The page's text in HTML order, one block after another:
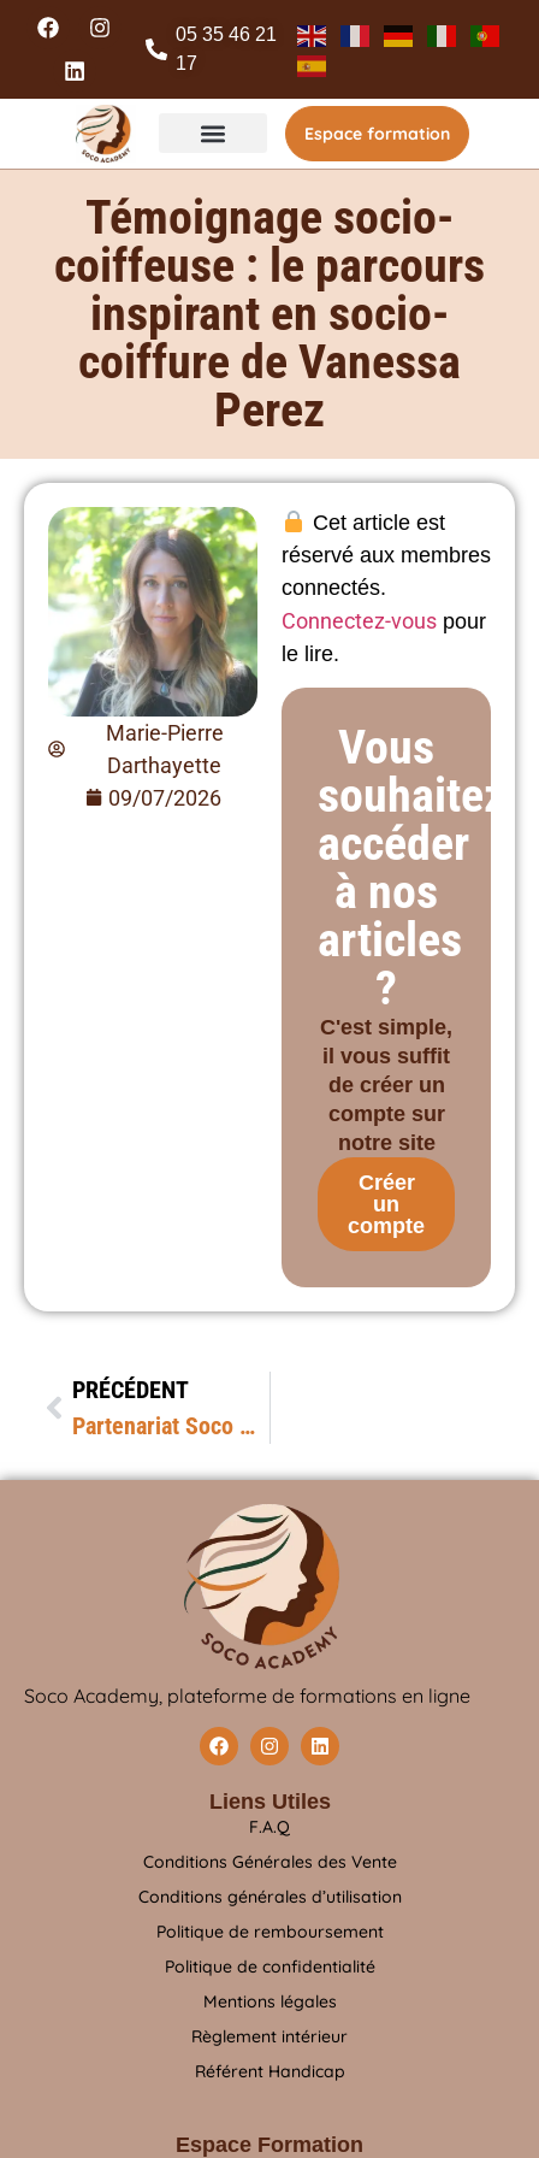
05 35 46 21
17
Espace formation
Témoignage socio-
coiffeuse : le parcours
inspirant en socio-
coiffure de Vanessa
Perez
Marie-Pierre
Darthayette
09/07/2026
Cet article est
réservé aux membres
connectés.
Connectez-vous pour
le lire.
Vous
souhaitez
accéder
à nos
articles
?
C'est simple,
il vous suffit
de créer un
compte sur
notre site
Créer
un
compte
PRÉCÉDENT
Partenariat Soco Academy & l’Oréal Access
Soco Academy, plateforme de formations en ligne
Espace Formation
Liens Utiles
F.A.Q
Conditions Générales des Vente
Conditions générales d’utilisation
Politique de remboursement
Politique de confidentialité
Mentions légales
Règlement intérieur
Référent Handicap